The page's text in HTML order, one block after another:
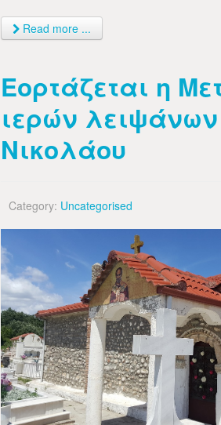
Read more ...
Εορτάζεται η
ιερών λειψάνων
Νικολάου
Category: Uncategorised